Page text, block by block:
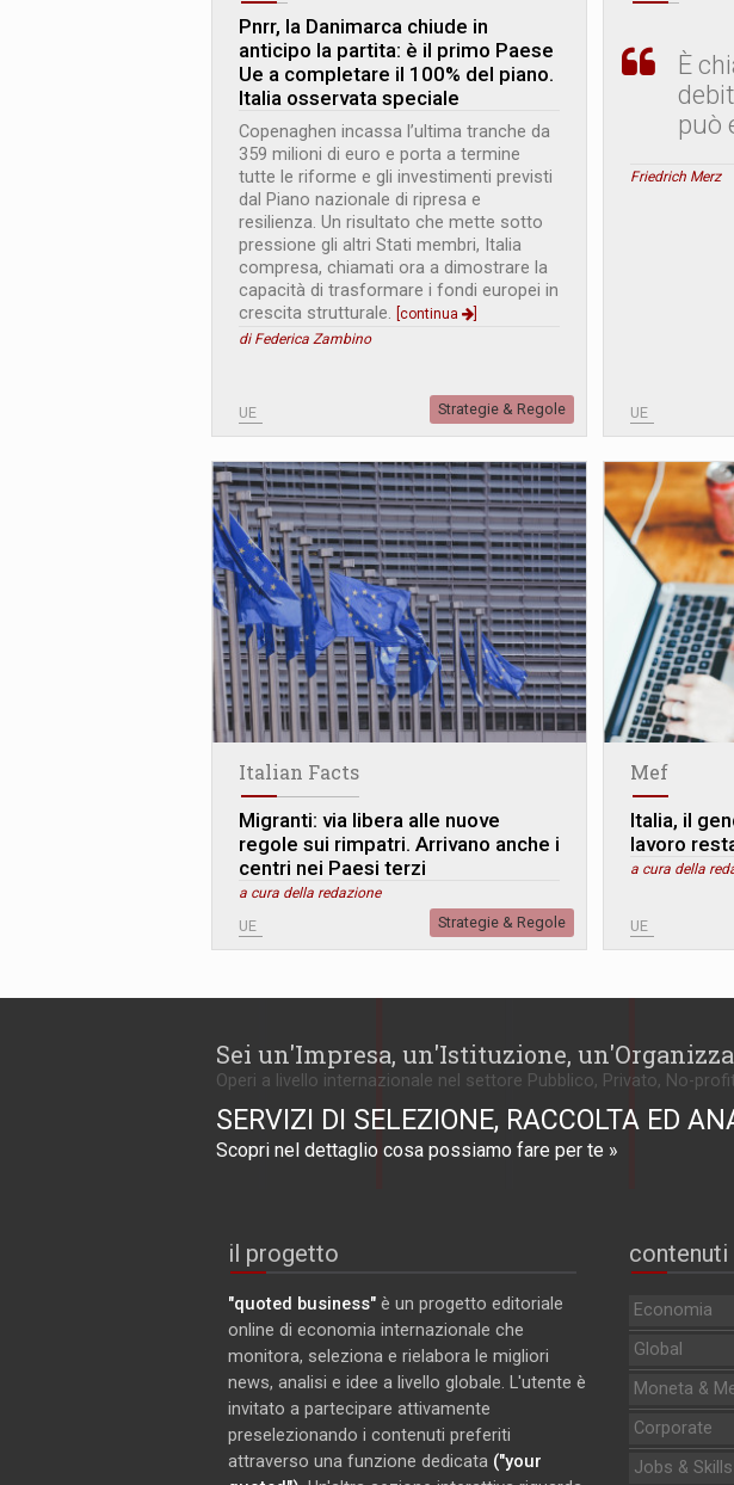
Pnrr, la Danimarca chiude in
anticipo la partita: è il primo Paese
Ue a completare il 100% del piano.
Italia osservata speciale
Copenaghen incassa l’ultima tranche da
359 milioni di euro e porta a termine
tutte le riforme e gli investimenti previsti
dal Piano nazionale di ripresa e
resilienza. Un risultato che mette sotto
pressione gli altri Stati membri, Italia
compresa, chiamati ora a dimostrare la
capacità di trasformare i fondi europei in
crescita strutturale. [continua
di Federica Zambino
UE Strategie & Regole
È
può
Friedrich Merz
UE
Italian Facts
Migranti: via libera alle nuove
regole sui rimpatri. Arrivano anche i
centri nei Paesi terzi
a cura della redazione
UE Strategie & Regole
Mef
Italia, il
lavoro
a cura della
UE
Sei un'Impresa, un'Istituzione,
Operi a livello internazionale nel settore Pubblico, Privato, No-
SERVIZI DI SELEZIONE, RACCOLTA ED
Scopri nel dettaglio cosa possiamo fare per te »
il progetto
"quoted business" è un progetto editoriale
online di economia internazionale che
monitora, seleziona e rielabora le migliori
news, analisi e idee a livello globale. L'utente è
invitato a partecipare attivamente
preselezionando i contenuti preferiti
attraverso una funzione dedicata ("your
contenuti
Economia
Global
Moneta &
Corporate
Jobs & Skills